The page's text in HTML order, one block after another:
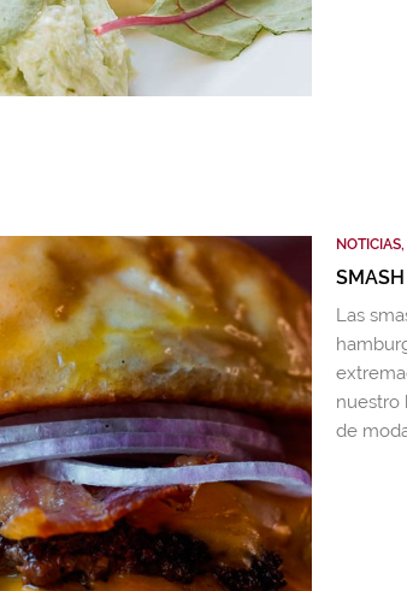
NOTICIAS,
Las
nuestro
de